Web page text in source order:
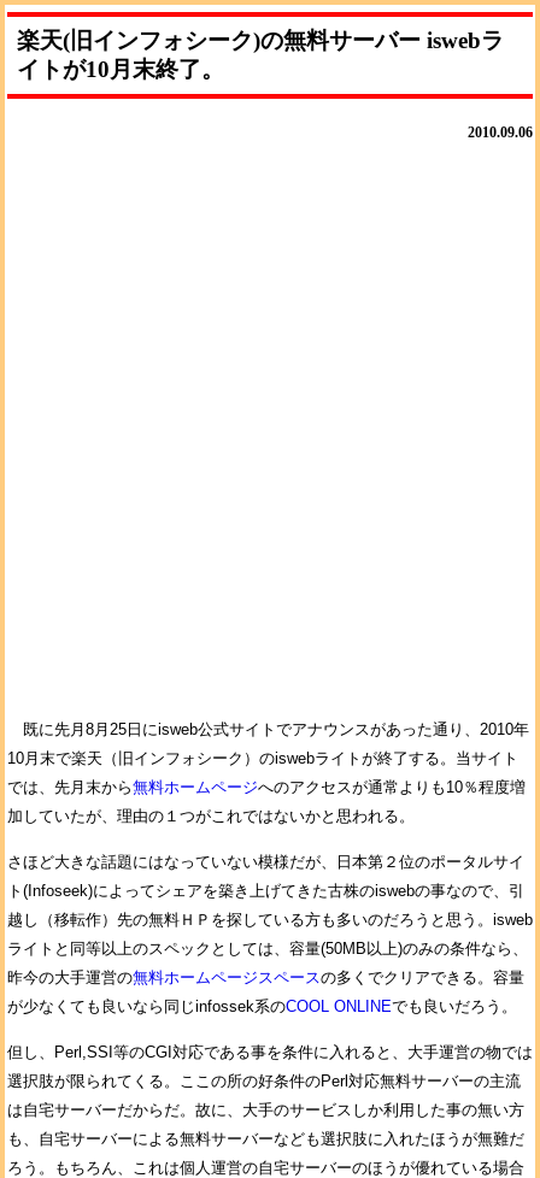
楽天(旧インフォシーク)の無料サーバー iswebラ
イトが10月末終了。
2010.09.06
既に先月8月25日にisweb公式サイトでアナウンスがあった通り、2010年
10月末で楽天（旧インフォシーク）のiswebライトが終了する。当サイト
では、先月末から無料ホームページへのアクセスが通常よりも10％程度増
加していたが、理由の１つがこれではないかと思われる。
さほど大きな話題にはなっていない模様だが、日本第２位のポータルサイ
ト(Infoseek)によってシェアを築き上げてきた古株のiswebの事なので、引
越し（移転作）先の無料ＨＰを探している方も多いのだろうと思う。isweb
ライトと同等以上のスペックとしては、容量(50MB以上)のみの条件なら、
昨今の大手運営の無料ホームページスペースの多くでクリアできる。容量
が少なくても良いなら同じinfossek系のCOOL ONLINEでも良いだろう。
但し、Perl,SSI等のCGI対応である事を条件に入れると、大手運営の物では
選択肢が限られてくる。ここの所の好条件のPerl対応無料サーバーの主流
は自宅サーバーだからだ。故に、大手のサービスしか利用した事の無い方
も、自宅サーバーによる無料サーバーなども選択肢に入れたほうが無難だ
ろう。もちろん、これは個人運営の自宅サーバーのほうが優れている場合